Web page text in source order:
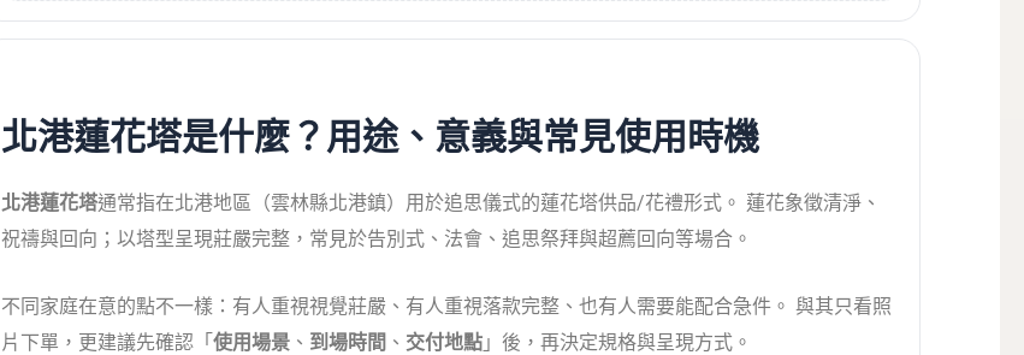
北港蓮花塔是什麼？用途、意義與常見使用時機
北港蓮花塔通常指在北港地區（雲林縣北港鎮）用於追思儀式的蓮花塔供品/花禮形式。 蓮花象徵清淨、
祝禱與回向；以塔型呈現莊嚴完整，常見於告別式、法會、追思祭拜與超薦回向等場合。
不同家庭在意的點不一樣：有人重視視覺莊嚴、有人重視落款完整、也有人需要能配合急件。 與其只看照
片下單，更建議先確認「使用場景 、 到場時間 、 交付地點 」後，再決定規格與呈現方式。